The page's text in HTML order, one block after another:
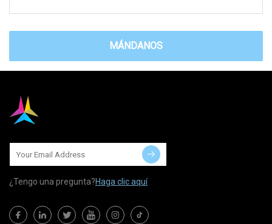
MÁNDANOS
¿Tengo una pregunta?Haga clic aquí